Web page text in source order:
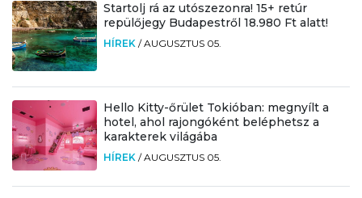
Startolj rá az utószezonra! 15+ retúr
repülőjegy Budapestről 18.980 Ft alatt!
HÍREK /AUGUSZTUS 05.
Hello Kitty-őrület Tokióban: megnyílt a
hotel, ahol rajongóként beléphetsz a
karakterek világába
HÍREK /AUGUSZTUS 05.